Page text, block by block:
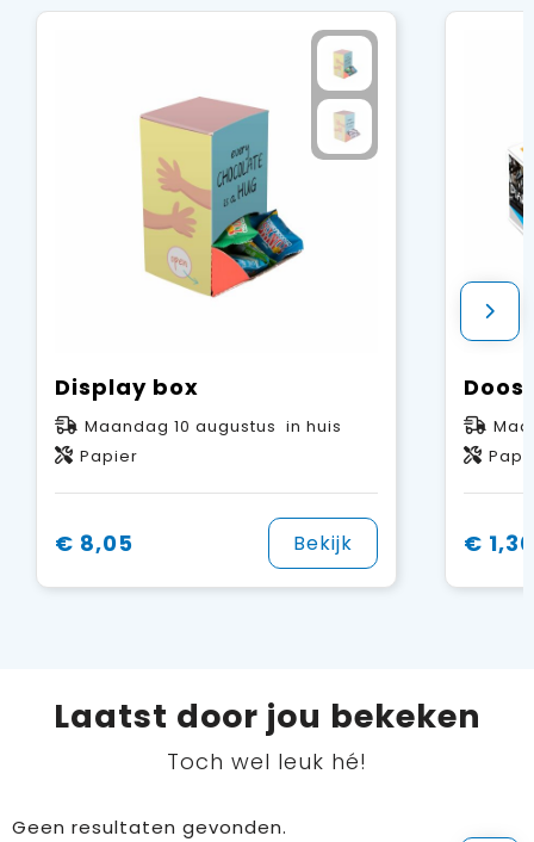
Display box
Maandag 10 augustus in huis
Papier
€ 8,05 Bekijk € 1,30
Laatst door jou bekeken
Toch wel leuk hé!
Geen resultaten gevonden.